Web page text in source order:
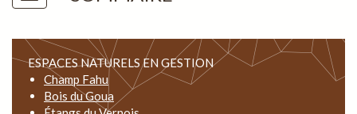
ESPACES NATURELS EN GESTION
Champ Fahu
Bois du Goua